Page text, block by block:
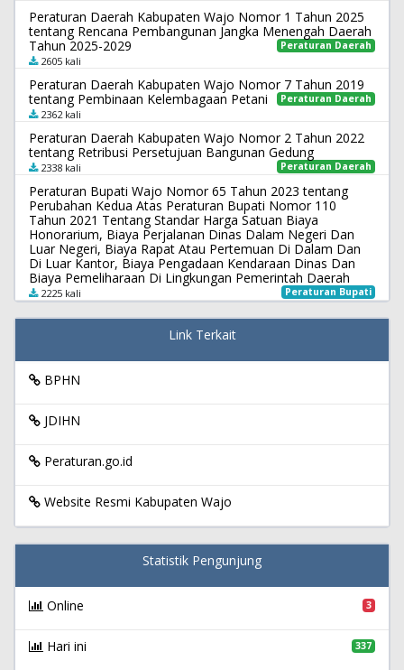
Peraturan Daerah Kabupaten Wajo Nomor 1 Tahun 2025
tentang Rencana Pembangunan Jangka Menengah Daerah
Tahun 2025-2029
Peraturan Daerah
2605 kali
Peraturan Daerah Kabupaten Wajo Nomor 7 Tahun 2019
tentang Pembinaan Kelembagaan Petani
Peraturan Daerah
2362 kali
Peraturan Daerah Kabupaten Wajo Nomor 2 Tahun 2022
tentang Retribusi Persetujuan Bangunan Gedung
Peraturan Daerah
2338 kali
Peraturan Bupati Wajo Nomor 65 Tahun 2023 tentang
Perubahan Kedua Atas Peraturan Bupati Nomor 110
Tahun 2021 Tentang Standar Harga Satuan Biaya
Honorarium, Biaya Perjalanan Dinas Dalam Negeri Dan
Luar Negeri, Biaya Rapat Atau Pertemuan Di Dalam Dan
Di Luar Kantor, Biaya Pengadaan Kendaraan Dinas Dan
Biaya Pemeliharaan Di Lingkungan Pemerintah Daerah
Peraturan Bupati
2225 kali
Link Terkait
BPHN
JDIHN
Peraturan.go.id
Website Resmi Kabupaten Wajo
Statistik Pengunjung
Online 3
Hari ini 337